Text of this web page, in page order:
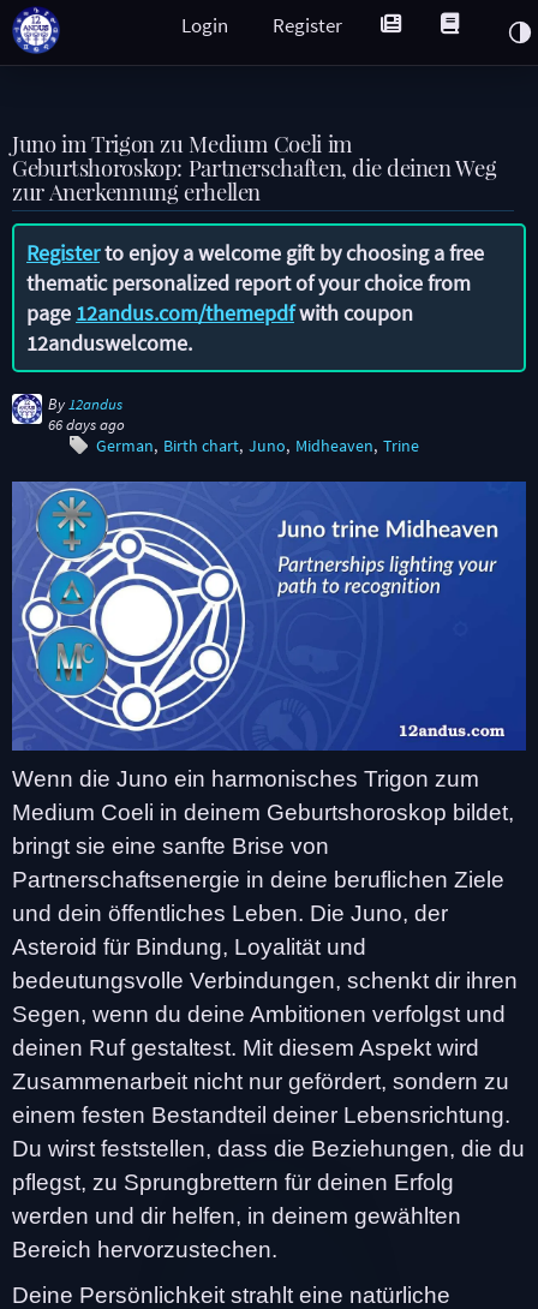
Register
Login
Juno im Trigon zu Medium Coeli im
Geburtshoroskop: Partnerschaften, die deinen Weg
zur Anerkennung erhellen
Registerto enjoy a welcome gift by choosing a free
thematic personalized report of your choice from
page 12andus.com/themepdfwith coupon
12anduswelcome.
By 12andus
66 days ago
German Birth chart Juno Midheaven Trine
Wenn die Juno ein harmonisches Trigon zum
Medium Coeli in deinem Geburtshoroskop bildet,
bringt sie eine sanfte Brise von
Partnerschaftsenergie in deine beruflichen Ziele
und dein öffentliches Leben. Die Juno, der
Asteroid für Bindung, Loyalität und
bedeutungsvolle Verbindungen, schenkt dir ihren
Segen, wenn du deine Ambitionen verfolgst und
deinen Ruf gestaltest. Mit diesem Aspekt wird
Zusammenarbeit nicht nur gefördert, sondern zu
einem festen Bestandteil deiner Lebensrichtung.
Du wirst feststellen, dass die Beziehungen, die du
pflegst, zu Sprungbrettern für deinen Erfolg
werden und dir helfen, in deinem gewählten
Bereich hervorzustechen.
Deine Persönlichkeit strahlt eine natürliche